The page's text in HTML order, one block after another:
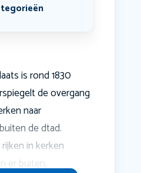
is rond 1830
de overgang
naar
de dtad.
in kerken
er buiten,